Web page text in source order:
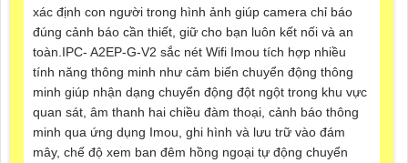
xác định con người trong hình ảnh giúp camera chỉ báo
đúng cảnh báo cần thiết, giữ cho bạn luôn kết nối và an
toàn.IPC- A2EP-G-V2 sắc nét Wifi Imou tích hợp nhiều
tính năng thông minh như cảm biến chuyển động thông
minh giúp nhận dạng chuyển động đột ngột trong khu vực
quan sát, âm thanh hai chiều đàm thoại, cảnh báo thông
minh qua ứng dụng Imou, ghi hình và lưu trữ vào đám
mây, chế độ xem ban đêm hồng ngoại tự động chuyển